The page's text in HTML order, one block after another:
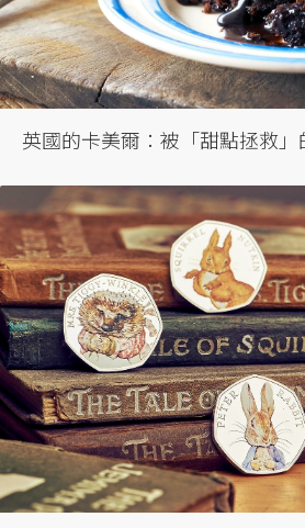
英國的卡美爾：被「甜點拯救」